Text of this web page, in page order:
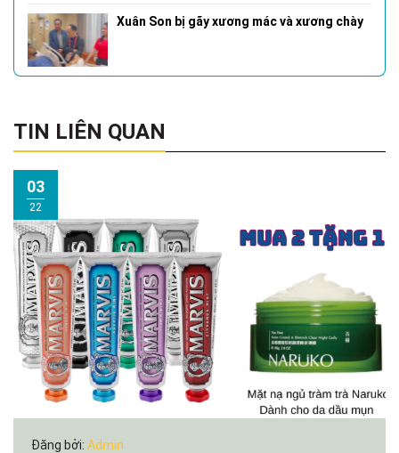
Xuân Son bị gãy xương mác và xương chày
TIN LIÊN QUAN
03
22
Đăng bởi: Admin